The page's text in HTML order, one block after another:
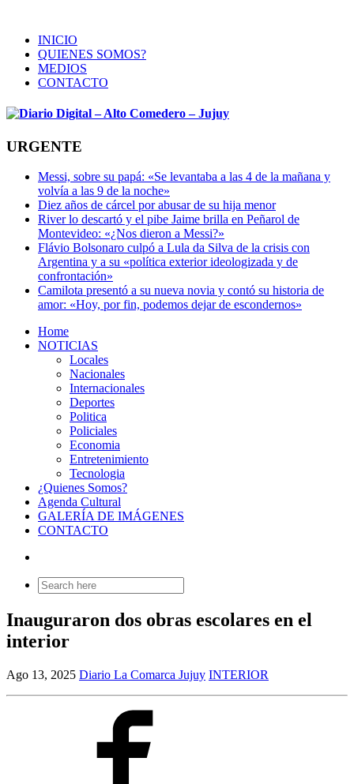
INICIO
QUIENES SOMOS?
MEDIOS
CONTACTO
URGENTE
Messi, sobre su papá: «Se levantaba a las 4 de la mañana y
volvía a las 9 de la noche»
Diez años de cárcel por abusar de su hija menor
River lo descartó y el pibe Jaime brilla en Peñarol de
Montevideo: «¿Nos dieron a Messi?»
Flávio Bolsonaro culpó a Lula da Silva de la crisis con
Argentina y a su «política exterior ideologizada y de
confrontación»
Camilota presentó a su nueva novia y contó su historia de
amor: «Hoy, por fin, podemos dejar de escondernos»
Home
NOTICIAS
Locales
Nacionales
Internacionales
Deportes
Politica
Policiales
Economia
Entretenimiento
Tecnologia
¿Quienes Somos?
Agenda Cultural
GALERÍA DE IMÁGENES
CONTACTO
Search
for:
Inauguraron dos obras escolares en el
interior
Ago 13, 2025 Diario La Comarca Jujuy INTERIOR